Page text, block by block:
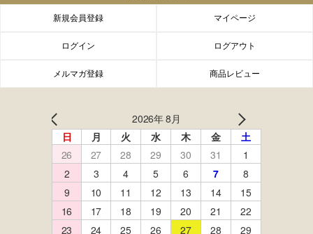
新規会員登録 マイページ
ログイン ログアウト
メルマガ登録 商品レビュー